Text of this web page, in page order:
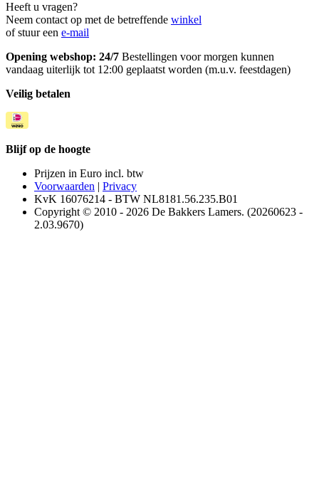
Heeft u vragen?
Neem contact op met de betreffende winkel
of stuur een e-mail
Opening webshop: 24/7 Bestellingen voor morgen kunnen
vandaag uiterlijk tot 12:00 geplaatst worden (m.u.v. feestdagen)
Veilig betalen
Blijf op de hoogte
Prijzen in Euro incl. btw
Voorwaarden | Privacy
KvK 16076214 - BTW NL8181.56.235.B01
Copyright © 2010 - 2026 De Bakkers Lamers. (20260623 -
2.03.9670)